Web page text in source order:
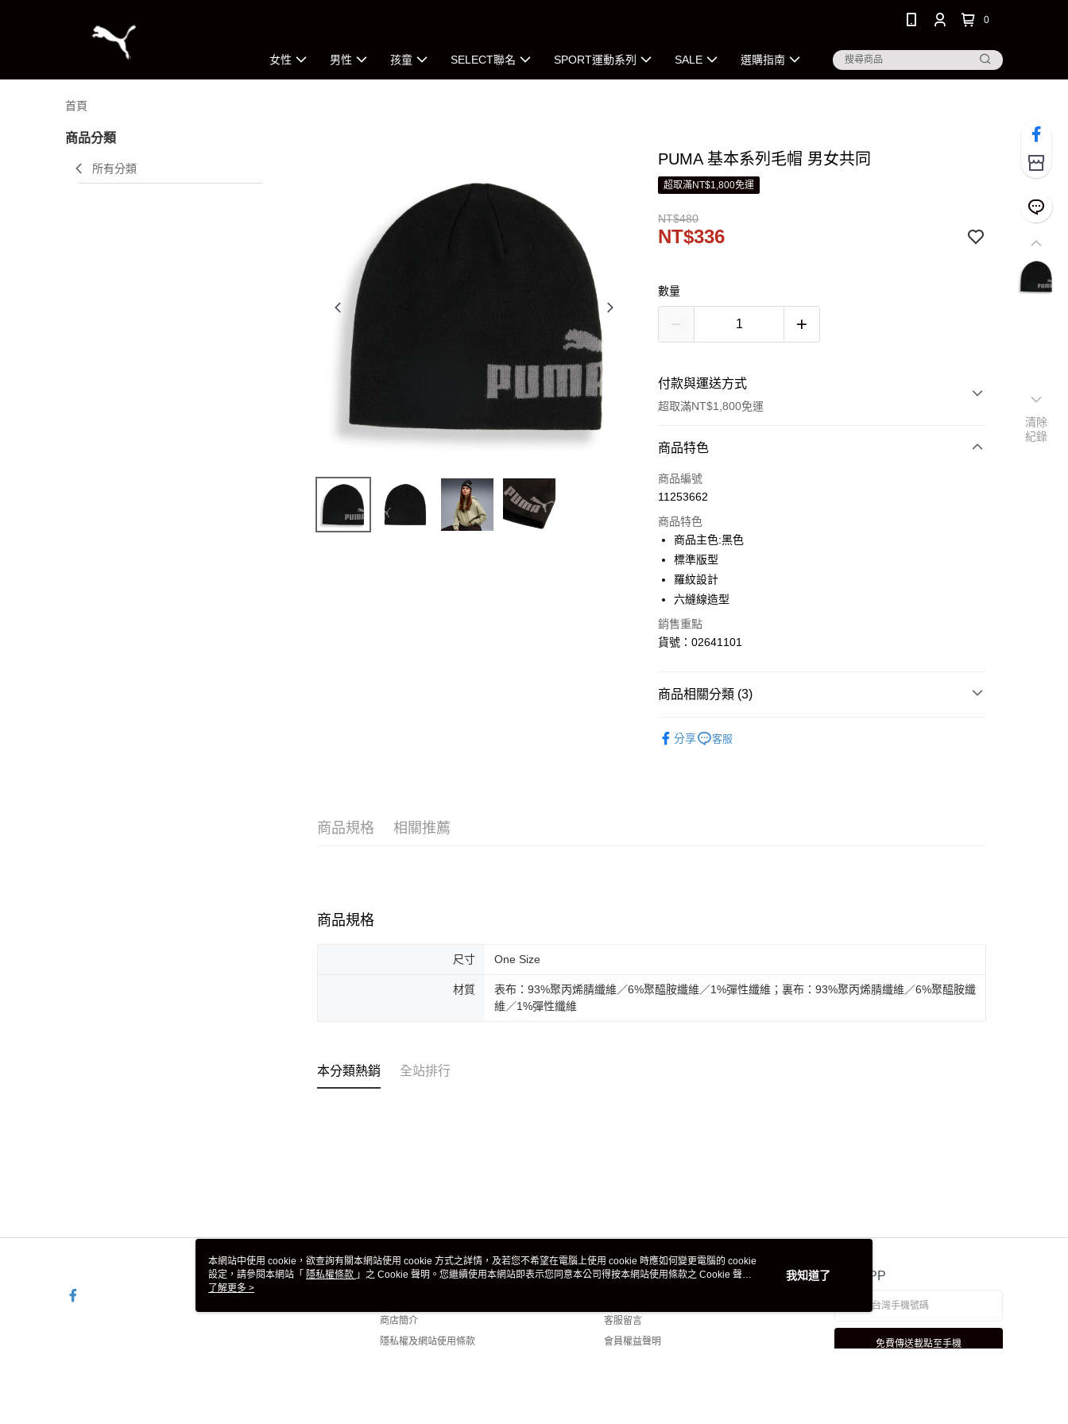
0
女性 男性 孩童 SELECT聯名 SPORT運動系列 SALE 選購指南
首頁
商品分類
所有分類
PUMA 基本系列毛帽 男女共同
超取滿NT$1,800免運
NT$480
NT$336
數量
付款與運送方式
超取滿NT$1,800免運
付款方式
信用卡一次付款
Apple Pay
街口支付
悠遊付
Google Pay
運送方式
付款後全家取貨
商品特色
商品編號
11253662
商品特色
商品主色:黑色
標準版型
羅紋設計
六縫線造型
銷售重點
貨號：02641101
商品相關分類 (3)
分享 客服
商品規格 相關推薦
商品規格
尺寸 One Size
材質
表布：93%聚丙烯腈纖維／6%聚醯胺纖維／1%彈性纖維；裏布：93%聚丙烯腈纖維／6%聚醯胺纖
維／1%彈性纖維
本分類熱銷 全站排行
關於我們
商店簡介
隱私權及網站使用條款
客服資訊
客服留言
會員權益聲明
官方APP
免費傳送載點至手機
清除
紀錄
本網站中使用 cookie，欲查詢有關本網站使用 cookie 方式之詳情，及若您不希望在電腦上使用 cookie 時應如何變更電腦的 cookie
設定，請參閱本網站「 隱私權條款 」之 Cookie 聲明。您繼續使用本網站即表示您同意本公司得按本網站使用條款之 Cookie 聲明
使用 cookie。
了解更多 >
我知道了